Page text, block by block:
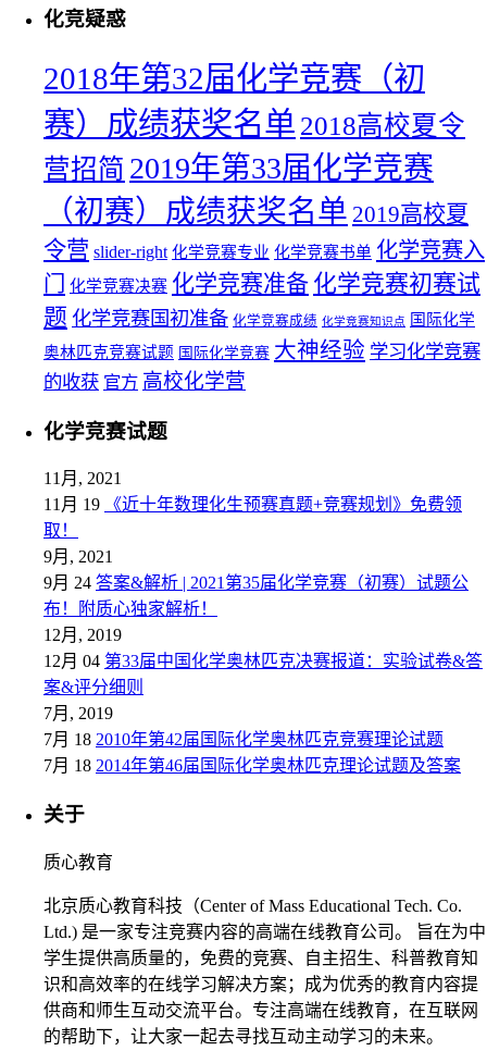
化竞疑惑
2018年第32届化学竞赛（初
赛）成绩获奖名单 2018高校夏令
营招简 2019年第33届化学竞赛
（初赛）成绩获奖名单 2019高校夏
令营 slider-right 化学竞赛专业 化学竞赛书单 化学竞赛入
门
化学竞赛决赛 化学竞赛准备 化学竞赛初赛试
题 化学竞赛国初准备 化学竞赛成绩 化学竞赛知识点
国际化学
奥林匹克竞赛试题 国际化学竞赛 大神经验 学习化学竞赛
的收获 官方 高校化学营
化学竞赛试题
11月, 2021
11月 19
《近十年数理化生预赛真题+竞赛规划》免费领
取！
9月, 2021
9月 24 答案&解析 | 2021第35届化学竞赛（初赛）试题公
布！附质心独家解析！
12月, 2019
12月 04 第33届中国化学奥林匹克决赛报道：实验试卷&答
案&评分细则
7月, 2019
7月 18 2010年第42届国际化学奥林匹克竞赛理论试题
7月 18 2014年第46届国际化学奥林匹克理论试题及答案
关于
质心教育
北京质心教育科技（Center of Mass Educational Tech. Co.
Ltd.) 是一家专注竞赛内容的高端在线教育公司。 旨在为中
学生提供高质量的，免费的竞赛、自主招生、科普教育知
识和高效率的在线学习解决方案；成为优秀的教育内容提
供商和师生互动交流平台。专注高端在线教育，在互联网
的帮助下，让大家一起去寻找互动主动学习的未来。